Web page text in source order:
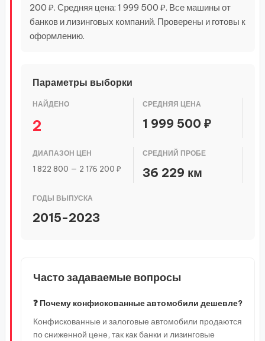
200 ₽. Средняя цена: 1 999 500 ₽. Все машины от
банков и лизинговых компаний. Проверены и готовы к
оформлению.
Параметры выборки
НАЙДЕНО
2
СРЕДНЯЯ ЦЕНА
1 999 500 ₽
ДИАПАЗОН ЦЕН
1 822 800 — 2 176 200 ₽
СРЕДНИЙ ПРОБЕ
36 229 км
ГОДЫ ВЫПУСКА
2015-2023
Часто задаваемые вопросы
❓ Почему конфискованные автомобили дешевле?
Конфискованные и залоговые автомобили продаются
по сниженной цене, так как банки и лизинговые